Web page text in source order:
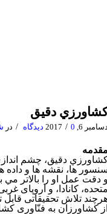
دقيق
دسامبر 6, 2017 / 0 دیدگاه / در
مقدمه
دقيق، چشم
سنسور ها، نقشه ها و
و دقت عمل او را بالاتر مي
تلاش تحقیقاتی
از کشاورزان به فنّاوری